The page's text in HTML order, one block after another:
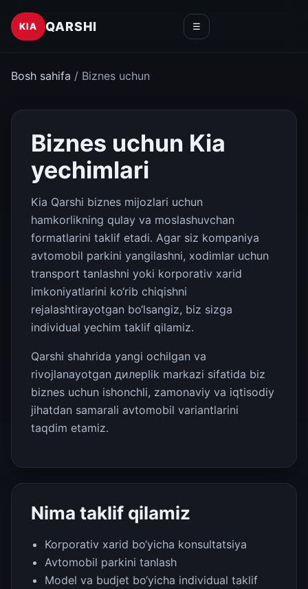
KIA QARSHI ☰
Bosh sahifa / Biznes uchun
Biznes uchun Kia
yechimlari
Kia Qarshi biznes mijozlari uchun
hamkorlikning qulay va moslashuvchan
formatlarini taklif etadi. Agar siz kompaniya
avtomobil parkini yangilashni, xodimlar uchun
transport tanlashni yoki korporativ xarid
imkoniyatlarini ko‘rib chiqishni
rejalashtirayotgan bo‘lsangiz, biz sizga
individual yechim taklif qilamiz.
Qarshi shahrida yangi ochilgan va
rivojlanayotgan дилерlik markazi sifatida biz
biznes uchun ishonchli, zamonaviy va iqtisodiy
jihatdan samarali avtomobil variantlarini
taqdim etamiz.
Nima taklif qilamiz
Korporativ xarid bo‘yicha konsultatsiya
Avtomobil parkini tanlash
Model va budjet bo‘yicha individual taklif